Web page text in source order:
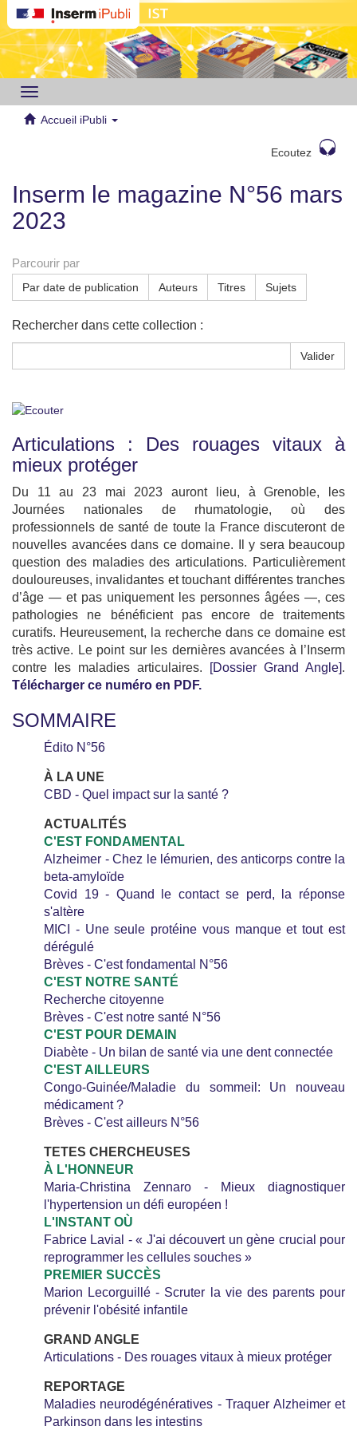
Toggle
navigation
Accueil iPubli
Ecoutez
Inserm le magazine N°56 mars
2023
Parcourir par
Par date de publication Auteurs Titres Sujets
Rechercher dans cette collection :
Valider
Articulations : Des rouages vitaux à
mieux protéger
Du 11 au 23 mai 2023 auront lieu, à Grenoble, les
Journées nationales de rhumatologie, où des
professionnels de santé de toute la France discuteront de
nouvelles avancées dans ce domaine. Il y sera beaucoup
question des maladies des articulations. Particulièrement
douloureuses, invalidantes et touchant différentes tranches
d’âge — et pas uniquement les personnes âgées —, ces
pathologies ne bénéficient pas encore de traitements
curatifs. Heureusement, la recherche dans ce domaine est
très active. Le point sur les dernières avancées à l’Inserm
contre les maladies articulaires.
[Dossier Grand Angle].
Télécharger ce numéro en PDF.
SOMMAIRE
Édito N°56
À LA UNE
CBD - Quel impact sur la santé ?
ACTUALITÉS
C'EST FONDAMENTAL
Alzheimer - Chez le lémurien, des anticorps contre la
beta-amyloïde
Covid 19 - Quand le contact se perd, la réponse
s'altère
MICI - Une seule protéine vous manque et tout est
dérégulé
Brèves - C'est fondamental N°56
C'EST NOTRE SANTÉ
Recherche citoyenne
Brèves - C'est notre santé N°56
C'EST POUR DEMAIN
Diabète - Un bilan de santé via une dent connectée
C'EST AILLEURS
Congo-Guinée/Maladie du sommeil: Un nouveau
médicament ?
Brèves - C'est ailleurs N°56
TETES CHERCHEUSES
À L'HONNEUR
Maria-Christina Zennaro - Mieux diagnostiquer
l'hypertension un défi européen !
L'INSTANT OÙ
Fabrice Lavial - « J'ai découvert un gène crucial pour
reprogrammer les cellules souches »
PREMIER SUCCÈS
Marion Lecorguillé - Scruter la vie des parents pour
prévenir l'obésité infantile
GRAND ANGLE
Articulations - Des rouages vitaux à mieux protéger
REPORTAGE
Maladies neurodégénératives - Traquer Alzheimer et
Parkinson dans les intestins